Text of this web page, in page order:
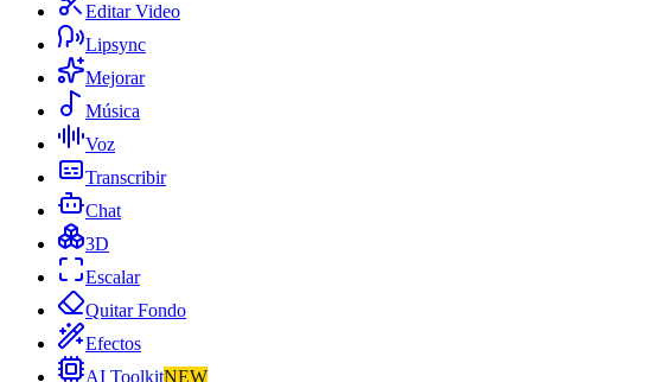
Editar Video
Lipsync
Mejorar
Música
Voz
Transcribir
Chat
3D
Escalar
Quitar Fondo
Efectos
AI ToolkitNEW